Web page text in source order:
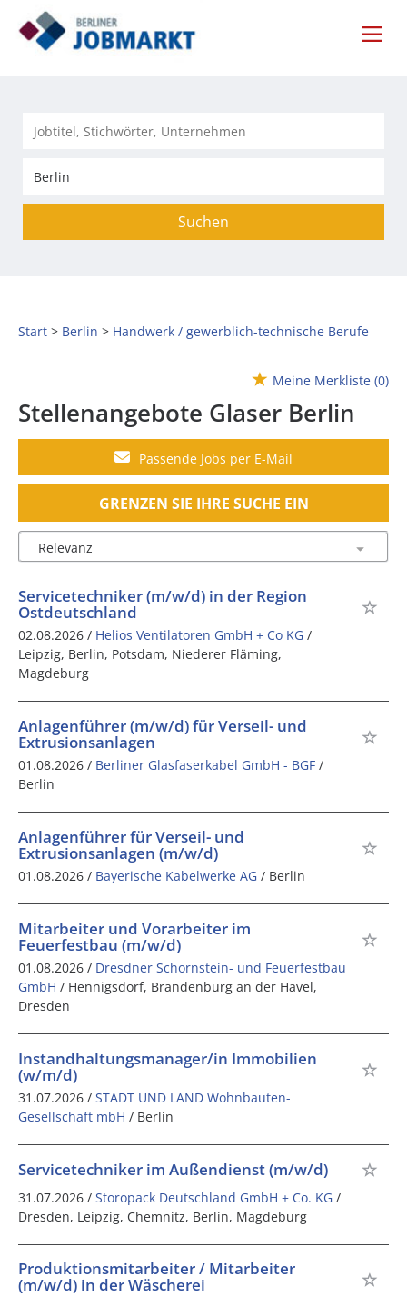
Suchen
Start Berlin Handwerk / gewerblich-technische Berufe
Meine Merkliste (0)
Stellenangebote Glaser Berlin
Passende Jobs per E-Mail
GRENZEN SIE IHRE SUCHE EIN
Servicetechniker (m/w/d) in der Region
Ostdeutschland
02.08.2026 / Helios Ventilatoren GmbH + Co KG /
Leipzig, Berlin, Potsdam, Niederer Fläming,
Magdeburg
Anlagenführer (m/w/d) für Verseil- und
Extrusionsanlagen
01.08.2026 / Berliner Glasfaserkabel GmbH - BGF /
Berlin
Anlagenführer für Verseil- und
Extrusionsanlagen (m/w/d)
01.08.2026 / Bayerische Kabelwerke AG / Berlin
Mitarbeiter und Vorarbeiter im
Feuerfestbau (m/w/d)
01.08.2026 / Dresdner Schornstein- und Feuerfestbau
GmbH / Hennigsdorf, Brandenburg an der Havel,
Dresden
Instandhaltungsmanager/in Immobilien
(w/m/d)
31.07.2026 / STADT UND LAND Wohnbauten-
Gesellschaft mbH / Berlin
Servicetechniker im Außendienst (m/w/d)
31.07.2026 / Storopack Deutschland GmbH + Co. KG /
Dresden, Leipzig, Chemnitz, Berlin, Magdeburg
Produktionsmitarbeiter / Mitarbeiter
(m/w/d) in der Wäscherei